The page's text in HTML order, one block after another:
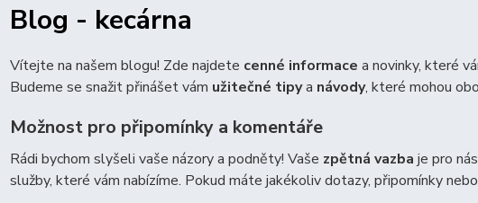
Blog - kecárna
Vítejte na našem blogu! Zde najdete cenné informace a novinky, které
Budeme se snažit přinášet vám užitečné tipya návody, které mohou
Možnost pro připomínky a komentáře
Rádi bychom slyšeli vaše názory a podněty! Vaše zpětná vazba je pro
služby, které vám nabízíme. Pokud máte jakékoliv dotazy, připomínky